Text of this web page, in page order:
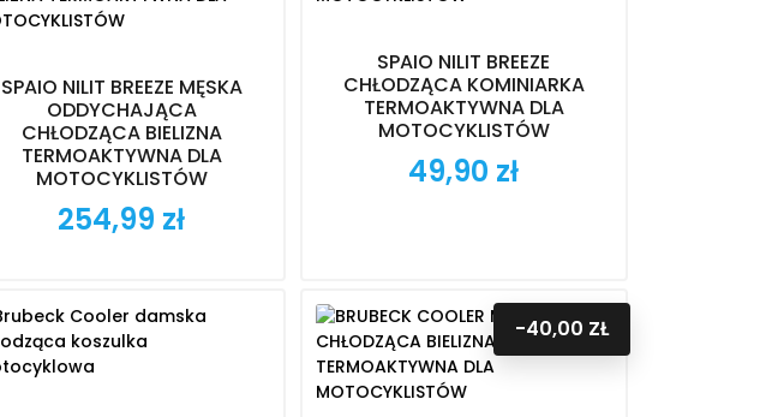
SPAIO NILIT BREEZE MĘSKA
ODDYCHAJĄCA
CHŁODZĄCA BIELIZNA
TERMOAKTYWNA DLA
MOTOCYKLISTÓW
Cena
254,99 zł
SPAIO NILIT BREEZE
CHŁODZĄCA KOMINIARKA
TERMOAKTYWNA DLA
MOTOCYKLISTÓW
Cena
49,90 zł
-40,00 ZŁ